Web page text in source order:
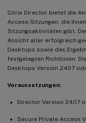
Citrix Director bietet die
Access-Sitzungen, die
Sitzungsaktivitäten gibt.
Ansicht aller erfolgreich
Desktops sowie des
festgelegten Richtlinien.
Desktops Version 2407
Voraussetzungen:
Director Version 2407
Secure Private Access